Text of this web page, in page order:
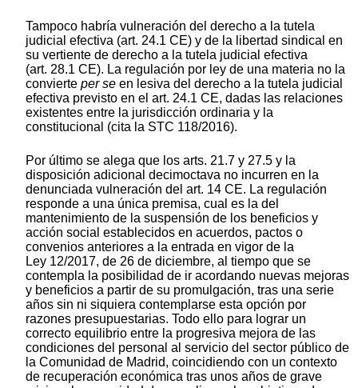
Tampoco habría vulneración del derecho a la tutela
judicial efectiva (art. 24.1 CE) y de la libertad sindical en
su vertiente de derecho a la tutela judicial efectiva
(art. 28.1 CE). La regulación por ley de una materia no la
convierte per se en lesiva del derecho a la tutela judicial
efectiva previsto en el art. 24.1 CE, dadas las relaciones
existentes entre la jurisdicción ordinaria y la
constitucional (cita la STC 118/2016).
Por último se alega que los arts. 21.7 y 27.5 y la
disposición adicional decimoctava no incurren en la
denunciada vulneración del art. 14 CE. La regulación
responde a una única premisa, cual es la del
mantenimiento de la suspensión de los beneficios y
acción social establecidos en acuerdos, pactos o
convenios anteriores a la entrada en vigor de la
Ley 12/2017, de 26 de diciembre, al tiempo que se
contempla la posibilidad de ir acordando nuevas mejoras
y beneficios a partir de su promulgación, tras una serie
años sin ni siquiera contemplarse esta opción por
razones presupuestarias. Todo ello para lograr un
correcto equilibrio entre la progresiva mejora de las
condiciones del personal al servicio del sector público de
la Comunidad de Madrid, coincidiendo con un contexto
de recuperación económica tras unos años de grave